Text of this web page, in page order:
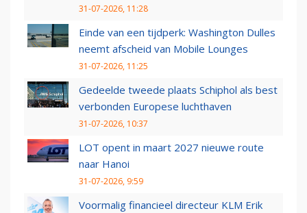
31-07-2026, 11:28
Einde van een tijdperk: Washington Dulles
neemt afscheid van Mobile Lounges
31-07-2026, 11:25
Gedeelde tweede plaats Schiphol als best
verbonden Europese luchthaven
31-07-2026, 10:37
LOT opent in maart 2027 nieuwe route
naar Hanoi
31-07-2026, 9:59
Voormalig financieel directeur KLM Erik